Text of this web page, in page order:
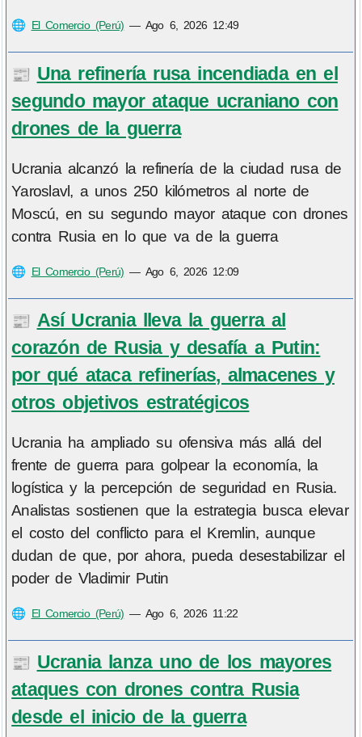
🌐 El Comercio (Perú) — Ago 6, 2026 12:49
📰 Una refinería rusa incendiada en el
segundo mayor ataque ucraniano con
drones de la guerra
Ucrania alcanzó la refinería de la ciudad rusa de
Yaroslavl, a unos 250 kilómetros al norte de
Moscú, en su segundo mayor ataque con drones
contra Rusia en lo que va de la guerra
🌐 El Comercio (Perú) — Ago 6, 2026 12:09
📰 Así Ucrania lleva la guerra al
corazón de Rusia y desafía a Putin:
por qué ataca refinerías, almacenes y
otros objetivos estratégicos
Ucrania ha ampliado su ofensiva más allá del
frente de guerra para golpear la economía, la
logística y la percepción de seguridad en Rusia.
Analistas sostienen que la estrategia busca elevar
el costo del conflicto para el Kremlin, aunque
dudan de que, por ahora, pueda desestabilizar el
poder de Vladimir Putin
🌐 El Comercio (Perú) — Ago 6, 2026 11:22
📰 Ucrania lanza uno de los mayores
ataques con drones contra Rusia
desde el inicio de la guerra